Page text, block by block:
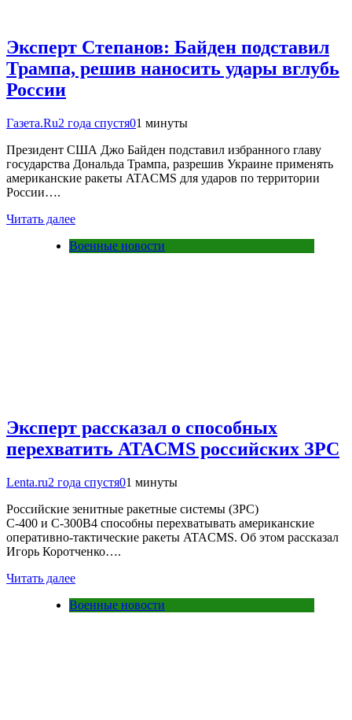
Эксперт Степанов: Байден подставил
Трампа, решив наносить удары вглубь
России
Газета.Ru2 года спустя01 минуты
Президент США Джо Байден подставил избранного главу
государства Дональда Трампа, разрешив Украине применять
американские ракеты ATACMS для ударов по территории
России….
Читать далее
Военные новости
Эксперт рассказал о способных
перехватить ATACMS российских ЗРС
Lenta.ru2 года спустя01 минуты
Российские зенитные ракетные системы (ЗРС)
С-400 и С-300В4 способны перехватывать американские
оперативно-тактические ракеты ATACMS. Об этом рассказал
Игорь Коротченко….
Читать далее
Военные новости